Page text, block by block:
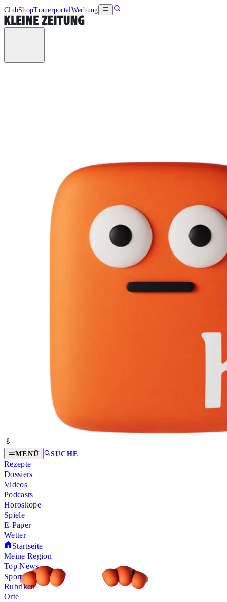
ClubShopTrauerportalWerbung
MENÜ SUCHE
Rezepte
Dossiers
Videos
Podcasts
Horoskope
Spiele
E-Paper
Wetter
Startseite
Meine Region
Top News
Sport
Rubriken
Orte